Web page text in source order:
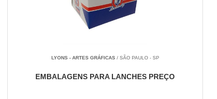
LYONS - ARTES GRÁFICAS/ SÃO PAULO - SP
EMBALAGENS PARA LANCHES PREÇO